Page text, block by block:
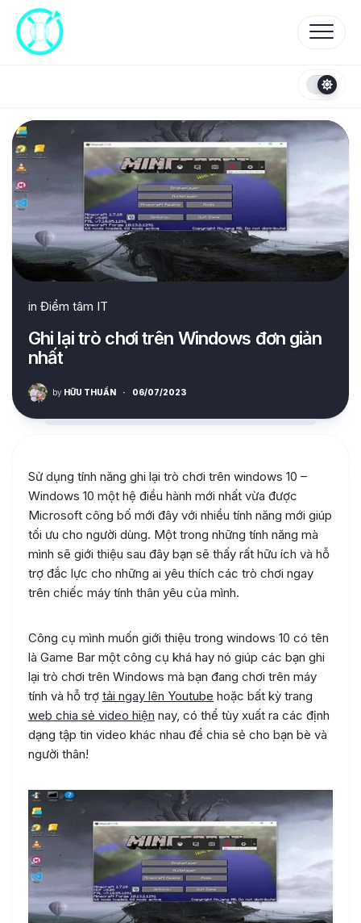
content
in Điểm tâm IT
Ghi lại trò chơi trên Windows đơn giản
nhất
by HỮU THUẦN · 06/07/2023
Sử dụng tính năng ghi lại trò chơi trên windows 10 –
Windows 10 một hệ điều hành mới nhất vừa được
Microsoft công bố mới đây với nhiều tính năng mới giúp
tối ưu cho người dùng. Một trong những tính năng mà
mình sẽ giới thiệu sau đây bạn sẽ thấy rất hữu ích và hỗ
trợ đắc lực cho những ai yêu thích các trò chơi ngay
trên chiếc máy tính thân yêu của mình.
Công cụ mình muốn giới thiệu trong windows 10 có tên
là Game Bar một công cụ khá hay nó giúp các bạn ghi
lại trò chơi trên Windows mà bạn đang chơi trên máy
tính và hỗ trợ tải ngay lên Youtube hoặc bất kỳ trang
web chia sẻ video hiện nay, có thể tùy xuất ra các định
dạng tập tin video khác nhau để chia sẻ cho bạn bè và
người thân!